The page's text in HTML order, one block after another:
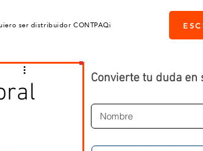
ser distribuidor CONTPAQi
Convierte tu duda en